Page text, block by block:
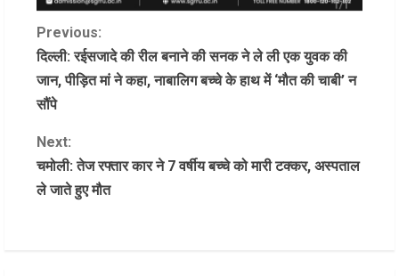
C
o
n
t
i
Previous:
दिल्ली: रईसजादे की रील बनाने की सनक ने ले ली एक युवक की
जान, पीड़ित मां ने कहा, नाबालिग बच्चे के हाथ में ‘मौत की चाबी’ न
सौंपे
Next:
चमोली: तेज रफ्तार कार ने 7 वर्षीय बच्चे को मारी टक्कर, अस्पताल
ले जाते हुए मौत